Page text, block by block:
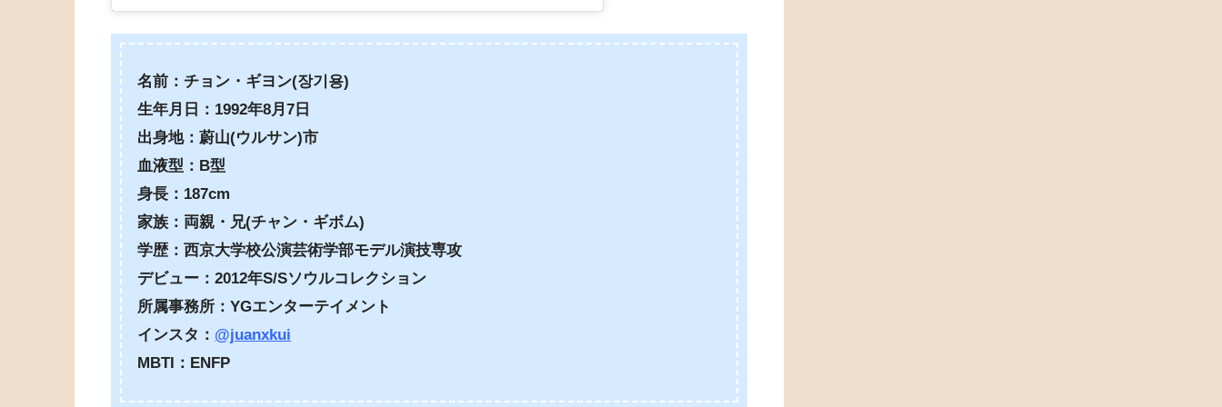
名前：チョン・ギヨン(장기용)
生年月日：1992年8月7日
出身地：蔚山(ウルサン)市
血液型：B型
身長：187cm
家族：両親・兄(チャン・ギボム)
学歴：西京大学校公演芸術学部モデル演技専攻
デビュー：2012年S/Sソウルコレクション
所属事務所：YGエンターテイメント
インスタ： @juanxkui
MBTI：ENFP